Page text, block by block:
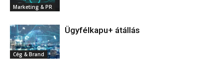
Marketing & PR
Cég & Brand
Ügyfélkapu+ átállás